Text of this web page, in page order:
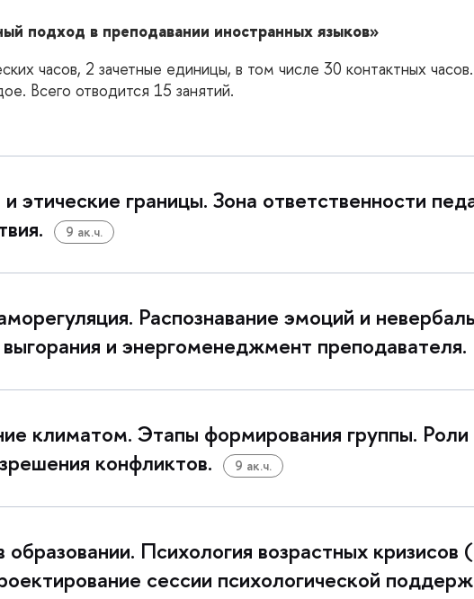
подход в преподавании иностранных языков»
часов, 2 зачетные единицы, в том числе 30 контактных
Всего отводится 15 занятий.
этические границы. Зона ответственности
9 ак.ч.
Распознавание эмоций и
и энергоменеджмент преподавателя.
климатом. Этапы формирования группы.
конфликтов.
9 ак.ч.
Психология возрастных
сессии психологической